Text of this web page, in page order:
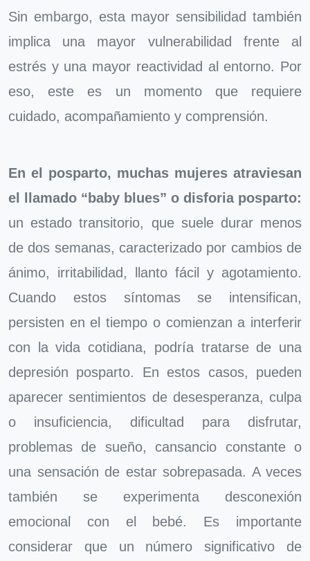
Sin embargo, esta mayor sensibilidad también
implica una mayor vulnerabilidad frente al
estrés y una mayor reactividad al entorno. Por
eso, este es un momento que requiere
cuidado, acompañamiento y comprensión.
En el posparto, muchas mujeres atraviesan
el llamado “baby blues” o disforia posparto:
un estado transitorio, que suele durar menos
de dos semanas, caracterizado por cambios de
ánimo, irritabilidad, llanto fácil y agotamiento.
Cuando estos síntomas se intensifican,
persisten en el tiempo o comienzan a interferir
con la vida cotidiana, podría tratarse de una
depresión posparto. En estos casos, pueden
aparecer sentimientos de desesperanza, culpa
o insuficiencia, dificultad para disfrutar,
problemas de sueño, cansancio constante o
una sensación de estar sobrepasada. A veces
también se experimenta desconexión
emocional con el bebé. Es importante
considerar que un número significativo de